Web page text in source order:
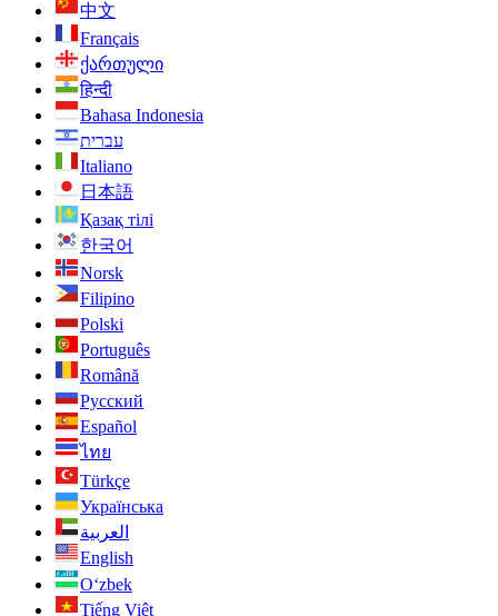
中文
Français
ქართული
हिन्दी
Bahasa Indonesia
עברית
Italiano
日本語
Қазақ тілі
한국어
Norsk
Filipino
Polski
Português
Română
Русский
Español
ไทย
Türkçe
Українська
العربية
English
O‘zbek
Tiếng Việt